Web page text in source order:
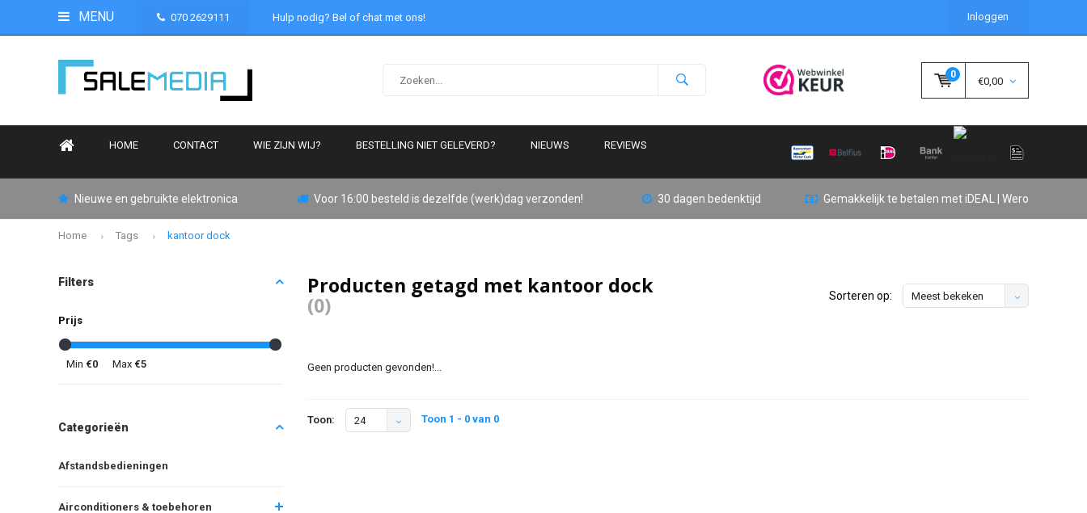
MENU 070 2629111 Hulp nodig? Bel of chat met ons! Inloggen
0
€0,00
HOME CONTACT WIE ZIJN WIJ? BESTELLING NIET GELEVERD? NIEUWS REVIEWS
Nieuwe en gebruikte elektronica Voor 16:00 besteld is dezelfde (werk)dag verzonden! 30 dagen bedenktijd Gemakkelijk te betalen met iDEAL | Wero
Home Tags kantoor dock
Filters
Prijs
Min €0 Max €5
Categorieën
Afstandsbedieningen
Airconditioners & toebehoren
Producten getagd met kantoor dock
(0) Sorteren op: Meest bekeken
Geen producten gevonden!...
Toon: 24 Toon 1 - 0 van 0